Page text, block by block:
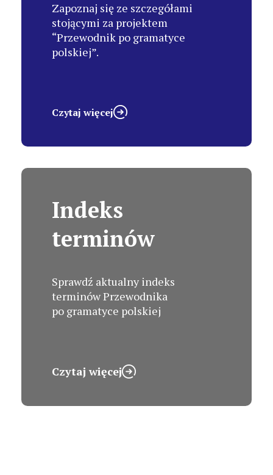
Zapoznaj się ze szczegółami
stojącymi za projektem
“Przewodnik po gramatyce
polskiej”.
Czytaj więcej
Indeks
terminów
Sprawdź aktualny indeks
terminów Przewodnika
po gramatyce polskiej
Czytaj więcej